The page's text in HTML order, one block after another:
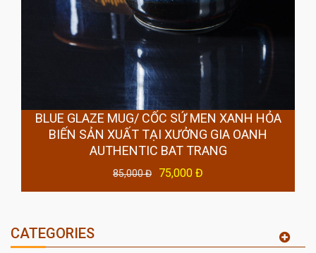
BLUE GLAZE MUG/ CỐC SỨ MEN XANH HỎA
BIẾN SẢN XUẤT TẠI XƯỞNG GIA OANH
AUTHENTIC BAT TRANG
85,000 Đ 75,000 Đ
CATEGORIES